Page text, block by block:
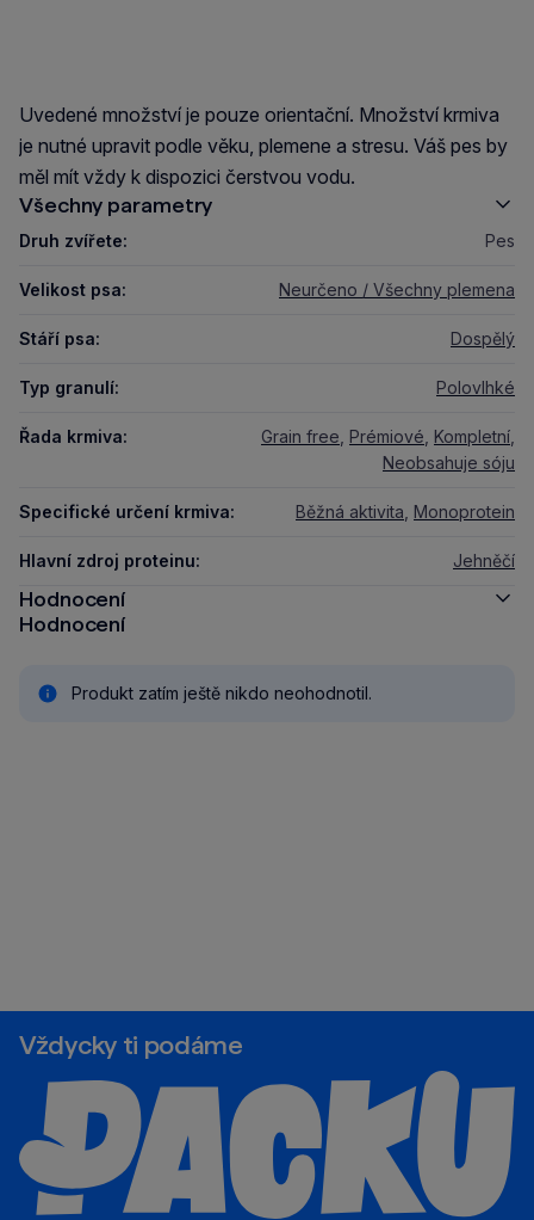
Uvedené množství je pouze orientační. Množství krmiva
je nutné upravit podle věku, plemene a stresu. Váš pes by
měl mít vždy k dispozici čerstvou vodu.
Všechny parametry
Druh zvířete: Pes
Velikost psa: Neurčeno / Všechny plemena
Stáří psa: Dospělý
Typ granulí: Polovlhké
Řada krmiva: Grain free Prémiové Kompletní
Neobsahuje sóju
Specifické určení krmiva: Běžná aktivita Monoprotein
Hlavní zdroj proteinu: Jehněčí
Hodnocení
Hodnocení
Produkt zatím ještě nikdo neohodnotil.
Newsletter
Tipy od odborníků, novinky z e‑shopu a výhodné
nabídky přímo do tvojí schránky.
Tvůj
e-
mail
Přihlásit se k odběru